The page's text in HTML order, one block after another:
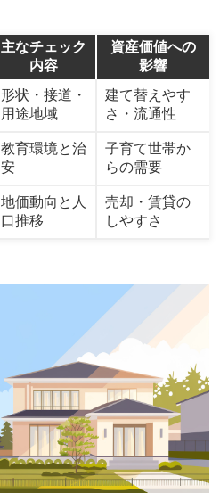
主なチェック
内容
資産価値への
影響
形状・接道・
用途地域
建て替えやす
さ・流通性
教育環境と治
安
子育て世帯か
らの需要
地価動向と人
口推移
売却・賃貸の
しやすさ